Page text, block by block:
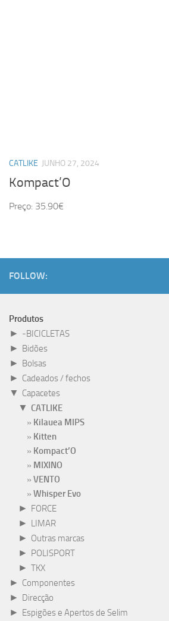
CATLIKE JUNHO 27, 2024
Kompact’O
Preço: 35.90€
FOLLOW:
Produtos
► -BICICLETAS
► Bidões
► Bolsas
► Cadeados / fechos
▼ Capacetes
▼ CATLIKE
Kilauea MIPS
Kitten
Kompact’O
MIXINO
VENTO
Whisper Evo
► FORCE
► LIMAR
► Outras marcas
► POLISPORT
► TKX
► Componentes
► Direcção
► Espigões e Apertos de Selim